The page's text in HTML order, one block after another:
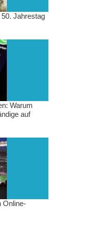
Jahrestag
Warum
auf
Online-